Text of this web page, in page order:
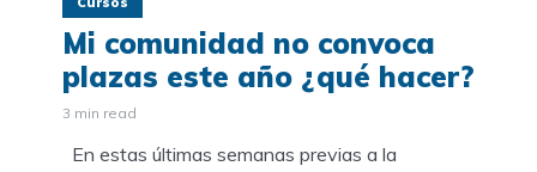
Mi comunidad no convoca
plazas este año ¿qué hacer?
3 min read
En estas últimas semanas previas a la